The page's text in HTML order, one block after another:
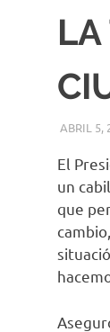
ABRIL 5,
El
un
que